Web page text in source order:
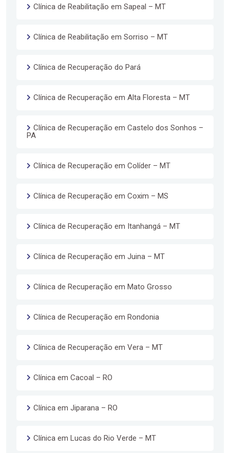
Clínica de Reabilitação em Sapeal – MT
Clínica de Reabilitação em Sorriso – MT
Clínica de Recuperação do Pará
Clínica de Recuperação em Alta Floresta – MT
Clínica de Recuperação em Castelo dos Sonhos –
PA
Clínica de Recuperação em Colíder – MT
Clínica de Recuperação em Coxim – MS
Clínica de Recuperação em Itanhangá – MT
Clínica de Recuperação em Juina – MT
Clínica de Recuperação em Mato Grosso
Clínica de Recuperação em Rondonia
Clínica de Recuperação em Vera – MT
Clínica em Cacoal – RO
Clínica em Jiparana – RO
Clínica em Lucas do Rio Verde – MT